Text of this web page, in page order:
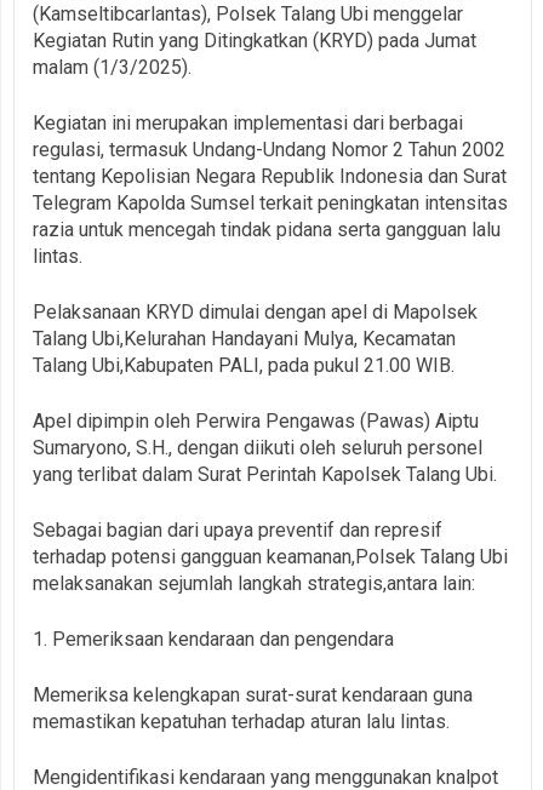
(Kamseltibcarlantas), Polsek Talang Ubi menggelar
Kegiatan Rutin yang Ditingkatkan (KRYD) pada Jumat
malam (1/3/2025).
Kegiatan ini merupakan implementasi dari berbagai
regulasi, termasuk Undang-Undang Nomor 2 Tahun 2002
tentang Kepolisian Negara Republik Indonesia dan Surat
Telegram Kapolda Sumsel terkait peningkatan intensitas
razia untuk mencegah tindak pidana serta gangguan lalu
lintas.
Pelaksanaan KRYD dimulai dengan apel di Mapolsek
Talang Ubi,Kelurahan Handayani Mulya, Kecamatan
Talang Ubi,Kabupaten PALI, pada pukul 21.00 WIB.
Apel dipimpin oleh Perwira Pengawas (Pawas) Aiptu
Sumaryono, S.H., dengan diikuti oleh seluruh personel
yang terlibat dalam Surat Perintah Kapolsek Talang Ubi.
Sebagai bagian dari upaya preventif dan represif
terhadap potensi gangguan keamanan,Polsek Talang Ubi
melaksanakan sejumlah langkah strategis,antara lain:
1. Pemeriksaan kendaraan dan pengendara
Memeriksa kelengkapan surat-surat kendaraan guna
memastikan kepatuhan terhadap aturan lalu lintas.
Mengidentifikasi kendaraan yang menggunakan knalpot